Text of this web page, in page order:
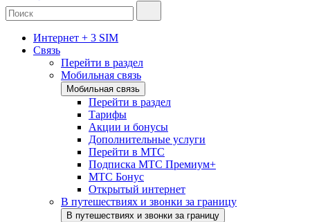
Интернет + 3 SIM
Связь
Перейти в раздел
Мобильная связь
Мобильная связь
Перейти в раздел
Тарифы
Акции и бонусы
Дополнительные услуги
Перейти в МТС
Подписка МТС Премиум+
МТС Бонус
Открытый интернет
В путешествиях и звонки за границу
В путешествиях и звонки за границу